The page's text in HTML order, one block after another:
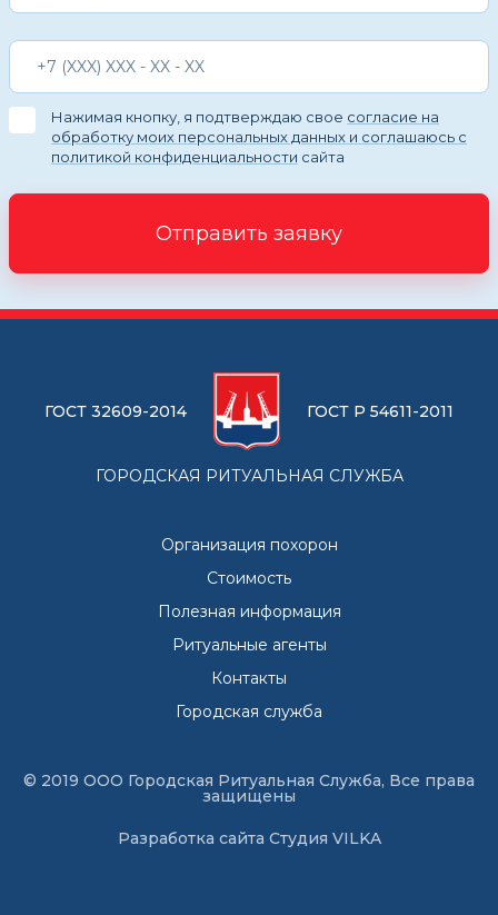
Нажимая кнопку, я подтверждаю свое согласие на
обработку моих персональных данных и соглашаюсь с
политикой конфиденциальности сайта
Отправить заявку
ГОСТ 32609-2014 ГОСТ Р 54611-2011
ГОРОДСКАЯ РИТУАЛЬНАЯ СЛУЖБА
Организация похорон
Стоимость
Полезная информация
Ритуальные агенты
Контакты
Городская служба
© 2019 ООО Городская Ритуальная Служба, Все права
защищены
Разработка сайта Студия VILKA